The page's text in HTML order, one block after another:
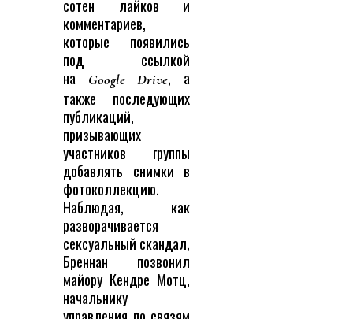
сотен лайков и
комментариев,
которые появились
под ссылкой
на
Google Drive, а
также последующих
публикаций,
призывающих
участников группы
добавлять снимки в
фотоколлекцию.
Наблюдая, как
разворачивается
сексуальный скандал,
Бреннан позвонил
майору Кендре Мотц,
начальнику